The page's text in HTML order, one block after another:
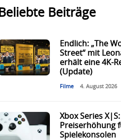
Beliebte Beiträge
Endlich: „The
Street“ mit
erhält eine 4K-
(Update)
Filme 4. August 2026
Xbox Series
Preiserhöhung
Spielekonsolen